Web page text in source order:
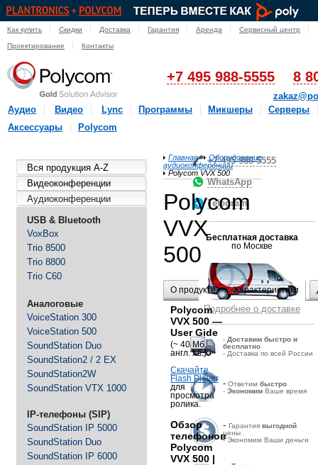
Как купить Скидки Доставка Гарантия Аренда Сервисный центр
Проектирование Контакты
+7 495 988-5555 8
Аудио
Видео Lync Программы Микшеры
Серверы
Аксессуары
Polycom
Вся продукция A-Z
Видеоконференции
Аудиоконференции
USB & Bluetooth
VoxBox
Trio 8500
Trio 8800
Trio C60
Аналоговые
VoiceStation 300
VoiceStation 500
SoundStation Duo
SoundStation2 / 2 EX
SoundStation2W
SoundStation VTX 1000
IP-телефоны (SIP)
SoundStation IP 5000
SoundStation Duo
SoundStation IP 6000
+7-495-988-5555
WhatsApp
Telegram
Бесплатная доставка
по Москве
Подробнее о доставке
- Доставим быстро и
бесплатно
- Доставка по всей России
- Ответим быстро
- Экономим Ваше время
- Гарантия выгодной
цены
- Экономим Ваши деньги
Главная
Оборудование
аудиоконференции
Polycom VVX 500
Polycom
VVX
500
О продукте Характеристики
Polycom
VVX 500 —
User Gide
(~ 40 Мб,
англ. яз.)
Скачайте
Flash Player
для
просмотра
ролика.
Обзор
телефонов
Polycom
VVX 500 |